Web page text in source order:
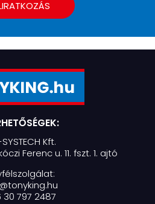
Kft.
Ferenc u. 11. fszt. 1. ajtó
30 797 2487